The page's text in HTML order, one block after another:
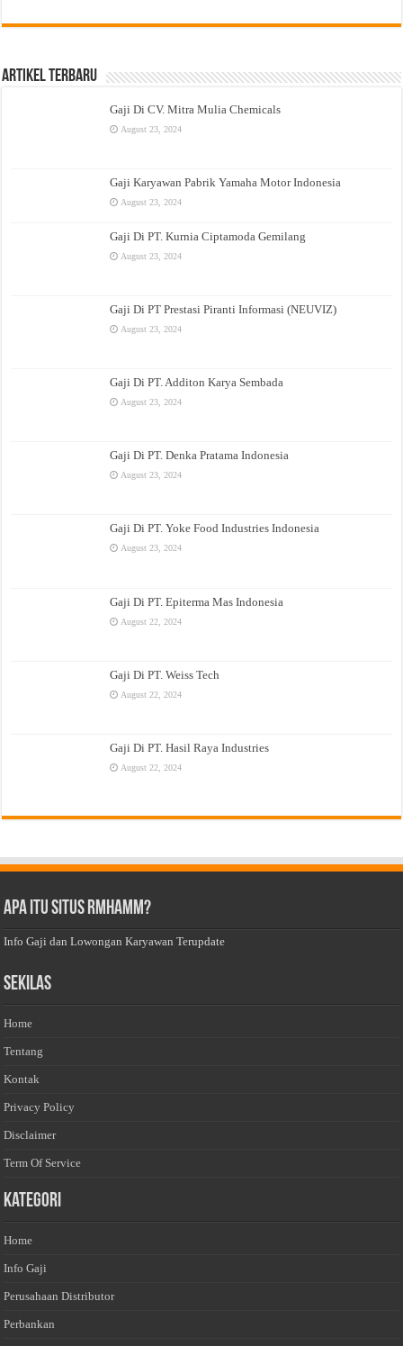
Artikel Terbaru
Gaji Di CV. Mitra Mulia Chemicals
August 23, 2024
Gaji Karyawan Pabrik Yamaha Motor Indonesia
August 23, 2024
Gaji Di PT. Kurnia Ciptamoda Gemilang
August 23, 2024
Gaji Di PT Prestasi Piranti Informasi (NEUVIZ)
August 23, 2024
Gaji Di PT. Additon Karya Sembada
August 23, 2024
Gaji Di PT. Denka Pratama Indonesia
August 23, 2024
Gaji Di PT. Yoke Food Industries Indonesia
August 23, 2024
Gaji Di PT. Epiterma Mas Indonesia
August 22, 2024
Gaji Di PT. Weiss Tech
August 22, 2024
Gaji Di PT. Hasil Raya Industries
August 22, 2024
Apa Itu Situs Rmhamm?
Info Gaji dan Lowongan Karyawan Terupdate
Sekilas
Home
Tentang
Kontak
Privacy Policy
Disclaimer
Term Of Service
Kategori
Home
Info Gaji
Perusahaan Distributor
Perbankan